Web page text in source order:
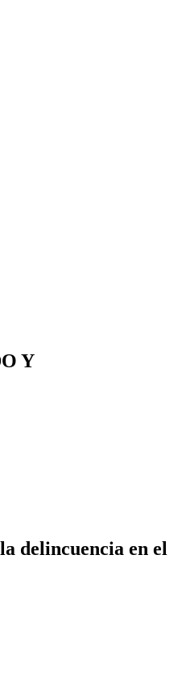
Y
delincuencia en el